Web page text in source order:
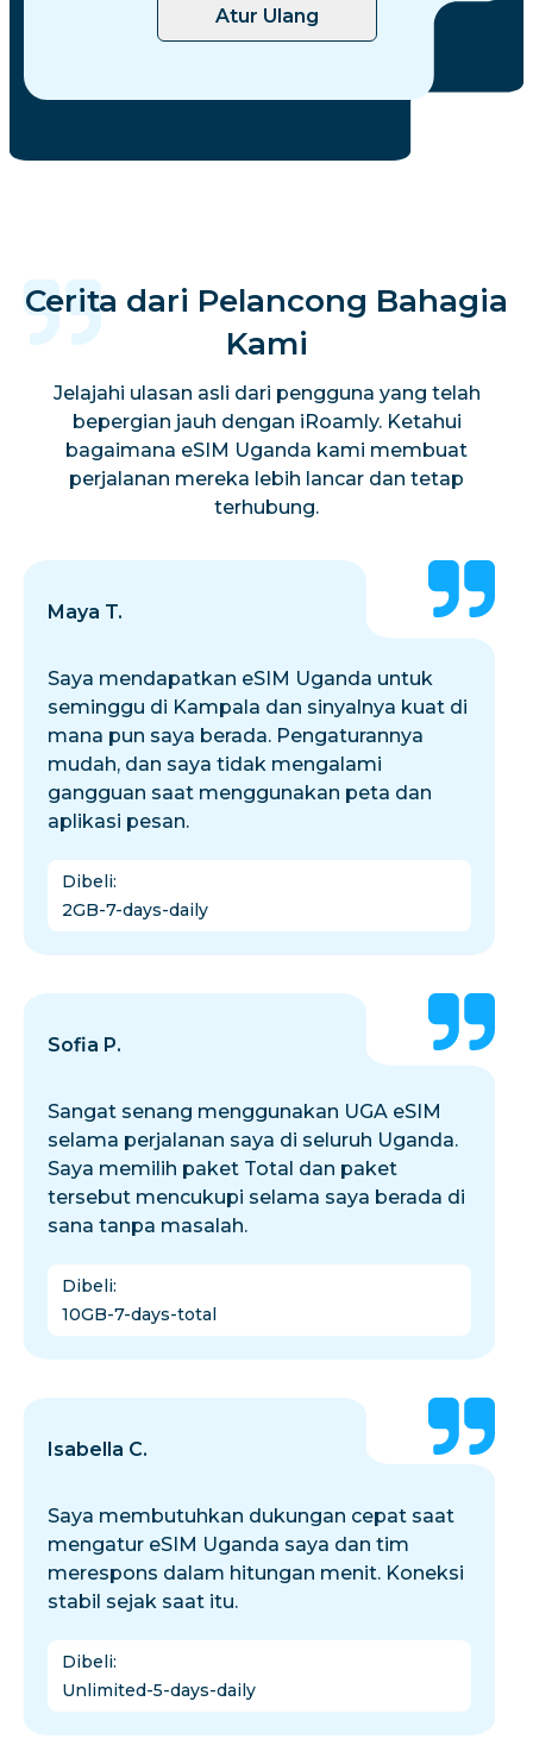
Atur Ulang
Cerita dari Pelancong Bahagia
Kami
Jelajahi ulasan asli dari pengguna yang telah
bepergian jauh dengan iRoamly. Ketahui
bagaimana eSIM Uganda kami membuat
perjalanan mereka lebih lancar dan tetap
terhubung.
Maya T.
Saya mendapatkan eSIM Uganda untuk
seminggu di Kampala dan sinyalnya kuat di
mana pun saya berada. Pengaturannya
mudah, dan saya tidak mengalami
gangguan saat menggunakan peta dan
aplikasi pesan.
Dibeli:
2GB-7-days-daily
Sofia P.
Sangat senang menggunakan UGA eSIM
selama perjalanan saya di seluruh Uganda.
Saya memilih paket Total dan paket
tersebut mencukupi selama saya berada di
sana tanpa masalah.
Dibeli:
10GB-7-days-total
Isabella C.
Saya membutuhkan dukungan cepat saat
mengatur eSIM Uganda saya dan tim
merespons dalam hitungan menit. Koneksi
stabil sejak saat itu.
Dibeli:
Unlimited-5-days-daily